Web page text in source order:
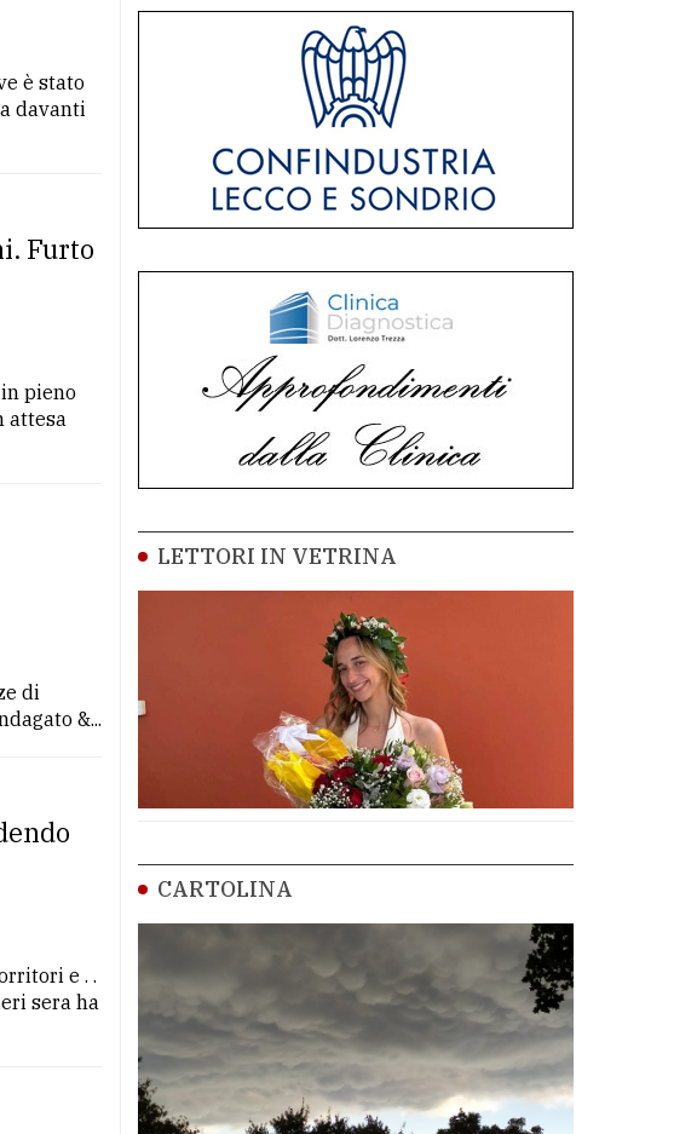
è stato
davanti
Furto
pieno
attesa
di
&...
e . .
sera ha
LETTORI IN VETRINA
CARTOLINA